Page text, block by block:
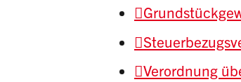
Verordnung